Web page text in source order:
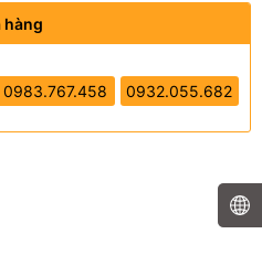
hàng
0983.767.458 0932.055.682